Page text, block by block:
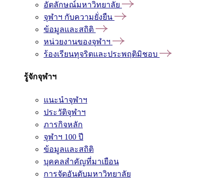
อัตลักษณ์มหาวิทยาลัย
จุฬาฯ กับความยั่งยืน
ข้อมูลและสถิติ
หน่วยงานของจุฬาฯ
ร้องเรียนทุจริตและประพฤติมิชอบ
รู้จักจุฬาฯ
แนะนำจุฬาฯ
ประวัติจุฬาฯ
ภารกิจหลัก
จุฬาฯ 100 ปี
ข้อมูลและสถิติ
บุคคลสำคัญที่มาเยือน
การจัดอันดับมหาวิทยาลัย